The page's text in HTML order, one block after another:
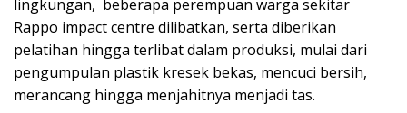
lingkungan, beberapa perempuan warga sekitar
Rappo impact centre dilibatkan, serta diberikan
pelatihan hingga terlibat dalam produksi, mulai dari
pengumpulan plastik kresek bekas, mencuci bersih,
merancang hingga menjahitnya menjadi tas.